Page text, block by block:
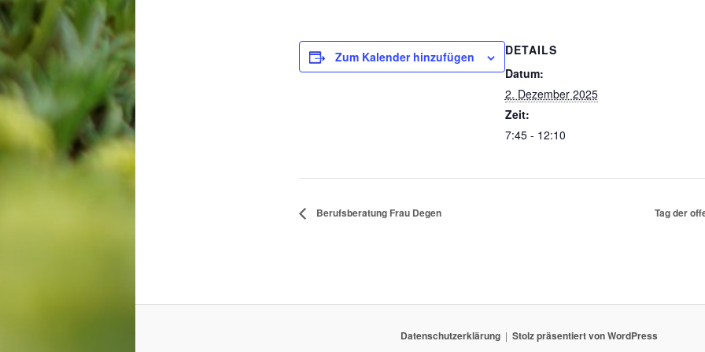
Zum Kalender hinzufügen
DETAILS
Datum:
2. Dezember 2025
Zeit:
7:45 - 12:10
Berufsberatung Frau Degen Tag der
Datenschutzerklärung Stolz präsentiert von WordPress